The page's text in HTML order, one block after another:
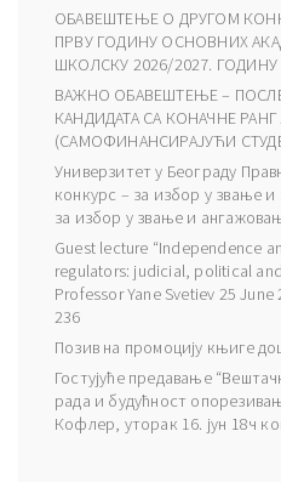
ОБАВЕШТЕЊЕ О ДРУГОМ
ПРВУ ГОДИНУ ОСНОВНИХ
ШКОЛСКУ 2026/2027. ГОДИНУ
ВАЖНО ОБАВЕШТЕЊЕ –
КАНДИДАТА СА КОНАЧНЕ
(САМОФИНАНСИРАЈУЋИ
Универзитет у Београду
конкурс – за избор у звање
за избор у звање и
Guest lecture “Independence
regulators: judicial, political
Professor Yane Svetiev 25
236
Позив на промоцију књиге
Гостујуће предавање
рада и будућност
Кофлер, уторак 16. јун 18ч